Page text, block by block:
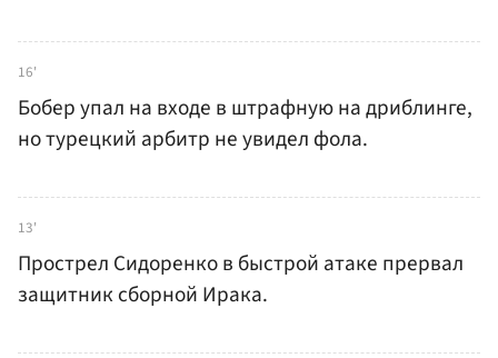
16'
Бобер упал на входе в штрафную на дриблинге,
но турецкий арбитр не увидел фола.
13'
Прострел Сидоренко в быстрой атаке прервал
защитник сборной Ирака.